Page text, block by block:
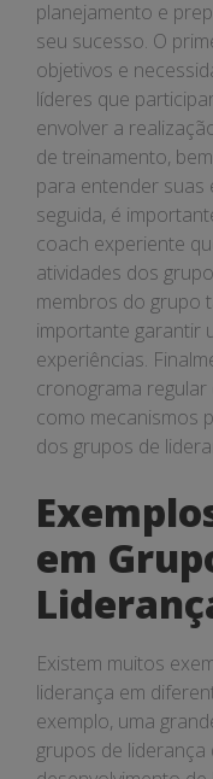
planejamento e
seu sucesso. O
objetivos e
líderes que
envolver a
de treinamento,
para entender suas
seguida, é
coach experiente
atividades dos
membros do grupo
importante garantir
experiências.
cronograma regular
como mecanismos
dos grupos de
em
Existem muitos
liderança em
exemplo, uma
grupos de